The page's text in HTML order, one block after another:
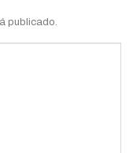
publicado.